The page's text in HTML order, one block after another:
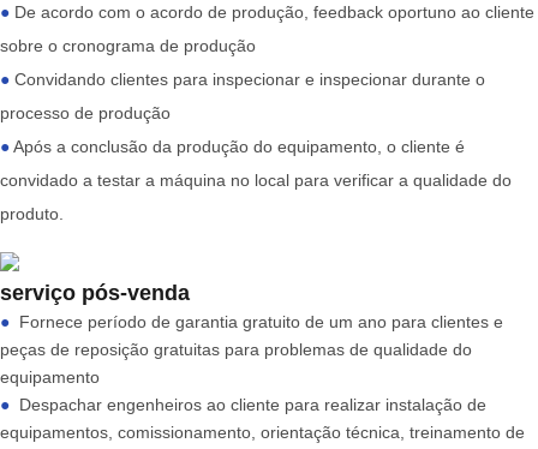
● De acordo com o acordo de produção, feedback oportuno ao cliente
sobre o cronograma de produção
● Convidando clientes para inspecionar e inspecionar durante o
processo de produção
●Após a conclusão da produção do equipamento, o cliente é
convidado a testar a máquina no local para verificar a qualidade do
produto.
serviço pós-venda
● Fornece período de garantia gratuito de um ano para clientes e
peças de reposição gratuitas para problemas de qualidade do
equipamento
● Despachar engenheiros ao cliente para realizar instalação de
equipamentos, comissionamento, orientação técnica, treinamento de